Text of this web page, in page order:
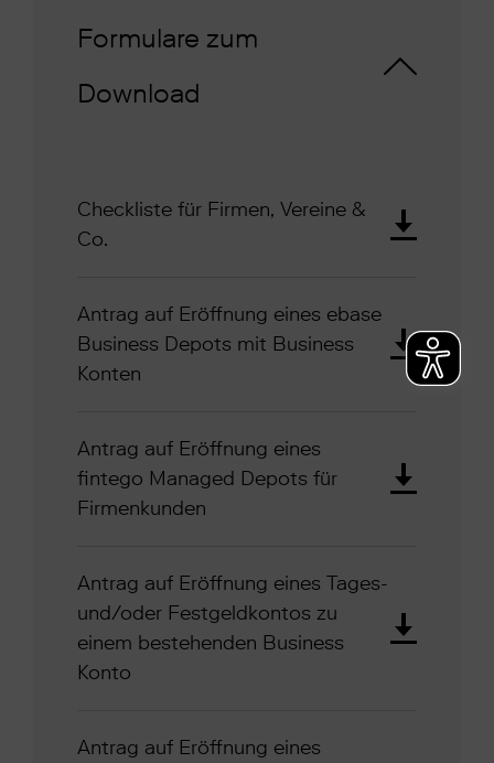
Formulare zum
Download
Checkliste für Firmen, Vereine &
Co.
Antrag auf Eröffnung eines ebase
Business Depots mit Business
Konten
Antrag auf Eröffnung eines
fintego Managed Depots für
Firmenkunden
Antrag auf Eröffnung eines Tages-
und/oder Festgeldkontos zu
einem bestehenden Business
Konto
Antrag auf Eröffnung eines